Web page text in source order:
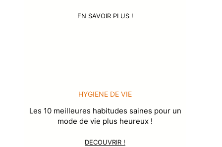
EN SAVOIR PLUS !
HYGIENE DE VIE
Les 10 meilleures habitudes saines pour un
mode de vie plus heureux !
DECOUVRIR !